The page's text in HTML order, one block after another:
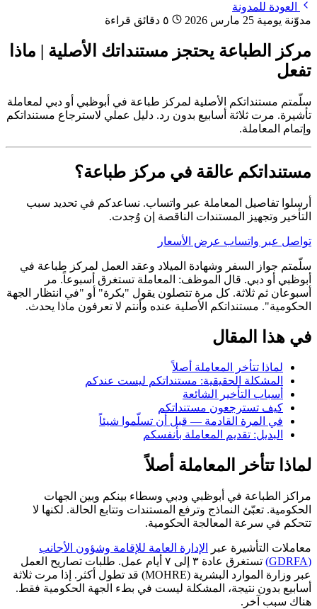
العودة للمدونة
مدوّنة يومية 25 مارس 2026
مركز الطباعة يحتجز مستنداتك الأصلية | ماذا
تفعل
سلّمتم مستنداتكم الأصلية لمركز طباعة في أبوظبي أو دبي لمعاملة
تأشيرة. مرت ثلاثة أسابيع بدون رد. دليل عملي لاسترجاع مستنداتكم
وإتمام المعاملة.
مستنداتكم عالقة في مركز طباعة؟
أرسلوا تفاصيل المعاملة عبر واتساب. نساعدكم في تحديد سبب
التأخير وتجهيز المستندات الناقصة إن وُجدت.
تواصل عبر واتساب عرض الأسعار
سلّمتم جواز السفر وشهادة الميلاد وعقد العمل لمركز طباعة في
أبوظبي أو دبي. قال الموظف: المعاملة تستغرق أسبوعاً. مر
أسبوعان ثم ثلاثة. كل مرة تتصلون يقول "بكرة" أو "في انتظار الجهة
الحكومية". مستنداتكم الأصلية عنده وأنتم لا تعرفون ماذا يحدث.
في هذا المقال
لماذا تتأخر المعاملة أصلاً
المشكلة الحقيقية: مستنداتكم ليست عندكم
أسباب التأخير الشائعة
كيف تسترجعون مستنداتكم
في المرة القادمة — قبل أن تسلّموا شيئاً
البديل: تقديم المعاملة بأنفسكم
لماذا تتأخر المعاملة أصلاً
مراكز الطباعة في أبوظبي ودبي وسطاء بينكم وبين الجهات
الحكومية. تعبّئ النماذج وترفع المستندات وتتابع الحالة. لكنها لا
تتحكم في سرعة المعالجة الحكومية.
معاملات التأشيرة عبر
الإدارة العامة للإقامة وشؤون الأجانب
(GDRFA)
تستغرق عادة ٣ إلى ٧ أيام عمل. طلبات تصاريح العمل
عبر وزارة الموارد البشرية (MOHRE) قد تطول أكثر. إذا مرت ثلاثة
أسابيع بدون نتيجة، المشكلة ليست في بطء الجهة الحكومية فقط.
هناك سبب آخر.